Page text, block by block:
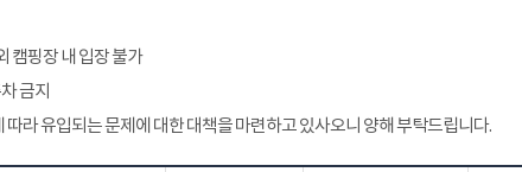
캠핑장 내 입장 불가
금지
라 유입되는 문제에 대한 대책을 마련하고 있사오니 양해 부탁드립니다.